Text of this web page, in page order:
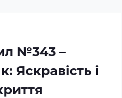
№343 –
Яскравість і